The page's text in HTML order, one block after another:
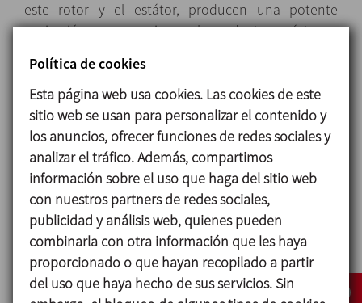
este rotor y el estátor, producen una potente
aspiración que succiona el producto y éste es
puede ser bombeado hacia el exterior.
El equipo tiene un diseño que es totalmente
drenable por la conexión de salida excéntrica.
Diseño y características
Alto poder de cizallamiento, reducción de tamaño
de partícula hasta niveles inferiores a 100 micras.
Cierre mecánico simple accesible desde el interior
del tanque.
Política de cookies
Esta página web usa cookies. Las cookies de este
sitio web se usan para personalizar el contenido y
los anuncios, ofrecer funciones de redes sociales y
analizar el tráfico. Además, compartimos
información sobre el uso que haga del sitio web
con nuestros partners de redes sociales,
publicidad y análisis web, quienes pueden
combinarla con otra información que les haya
proporcionado o que hayan recopilado a partir
del uso que haya hecho de sus servicios. Sin